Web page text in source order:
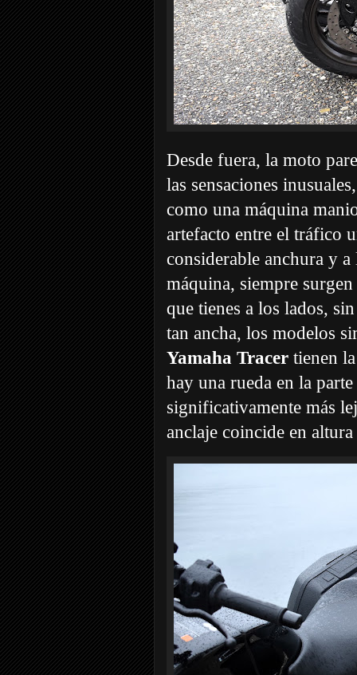
Desde fuera, la moto
las sensaciones
como una máquina
artefacto entre el tráfico
considerable anchura y
máquina, siempre
que tienes a los lados,
tan ancha, los modelos
Yamaha Tracer tienen
hay una rueda en la
significativamente más
anclaje coincide en